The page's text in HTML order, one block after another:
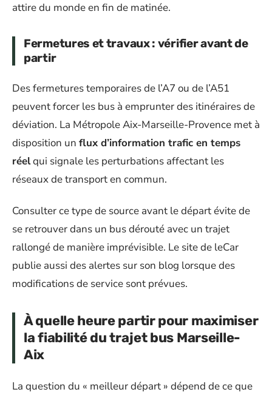
attire du monde en fin de matinée.
Fermetures et travaux : vérifier avant de
partir
Des fermetures temporaires de l’A7 ou de l’A51
peuvent forcer les bus à emprunter des itinéraires de
déviation. La Métropole Aix-Marseille-Provence met à
disposition un flux d’information trafic en temps
réelqui signale les perturbations affectant les
réseaux de transport en commun.
Consulter ce type de source avant le départ évite de
se retrouver dans un bus dérouté avec un trajet
rallongé de manière imprévisible. Le site de leCar
publie aussi des alertes sur son blog lorsque des
modifications de service sont prévues.
À quelle heure partir pour maximiser
la fiabilité du trajet bus Marseille-
Aix
La question du « meilleur départ » dépend de ce que